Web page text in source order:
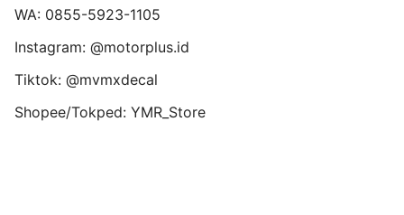
WA: 0855-5923-1105
Instagram: @motorplus.id
Tiktok: @mvmxdecal
Shopee/Tokped: YMR_Store